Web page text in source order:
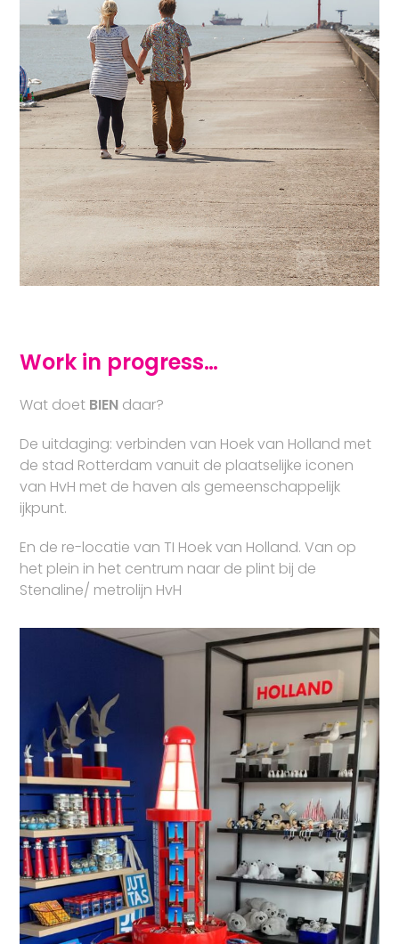
Work in progress…
Wat doet BIEN daar?
De uitdaging: verbinden van Hoek van Holland met
de stad Rotterdam vanuit de plaatselijke iconen
van HvH met de haven als gemeenschappelijk
ijkpunt.
En de re-locatie van TI Hoek van Holland. Van op
het plein in het centrum naar de plint bij de
Stenaline/ metrolijn HvH